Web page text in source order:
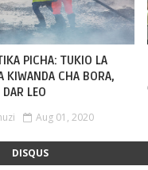
PICHA: TUKIO LA
KIWANDA CHA BORA,
LEO
Aug 01, 2020
DISQUS